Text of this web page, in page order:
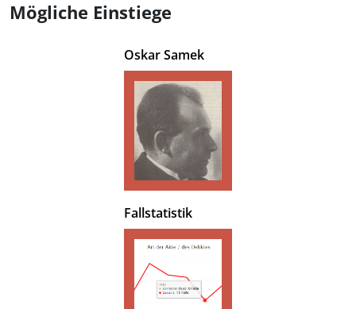
Mögliche Einstiege
Oskar Samek
Fallstatistik